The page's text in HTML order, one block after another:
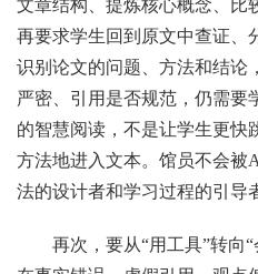
文章结构、提炼核心概念、比
再要求学生回到原文中查证、
识别论文的问题、方法和结论
严密、引用是否规范，仍需要
的智慧阅读，不是让学生更快
方法地进入文本。馆员不会被
法的设计者和学习过程的引导
再次，要从“用工具”转向